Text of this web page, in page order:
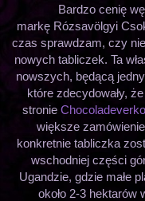
Bardzo cenię
markę Rózsavölgyi
czas sprawdzam, czy
nowych tabliczek. Ta
nowszych, będącą
które zdecydowały,
stronie
większe
konkretnie tabliczka
wschodniej części
Ugandzie, gdzie małe
około 2-3 hektarów